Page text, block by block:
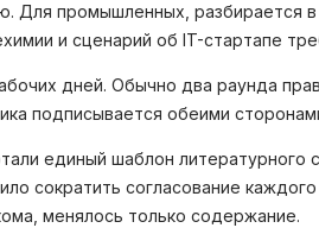
Для промышленных, разбирается
и сценарий об IT-стартапе
дней. Обычно два раунда
подписывается обеими
единый шаблон литературного
сократить согласование
менялось только содержание.